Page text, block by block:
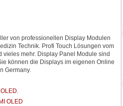
von professionellen Display Modulen
Technik. Profi Touch Lösungen vom
vieles mehr. Display Panel Module sind
können die Displays im eigenen Online
Germany.
.
OLED